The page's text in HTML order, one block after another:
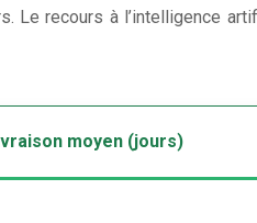
Le recours à l’intelligence
moyen (jours)